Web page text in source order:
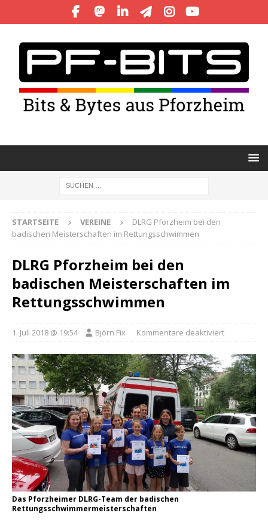
STARTSEITE VEREINE
DLRG Pforzheim bei den
badischen Meisterschaften im Rettungsschwimmen
DLRG Pforzheim bei den
badischen Meisterschaften im
Rettungsschwimmen
1. Juli 2018 @ 19:54 Björn Fix Kommentare deaktiviert
Das Pforzheimer DLRG-Team der badischen
Rettungsschwimmermeisterschaften